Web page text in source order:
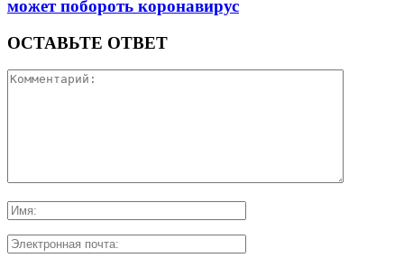
может побороть коронавирус
ОСТАВЬТЕ ОТВЕТ